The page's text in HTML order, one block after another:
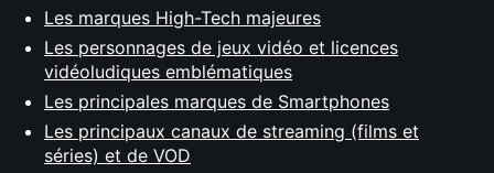
Les marques High-Tech majeures
Les personnages de jeux vidéo et licences
vidéoludiques emblématiques
Les principales marques de Smartphones
Les principaux canaux de streaming (films et
séries) et de VOD